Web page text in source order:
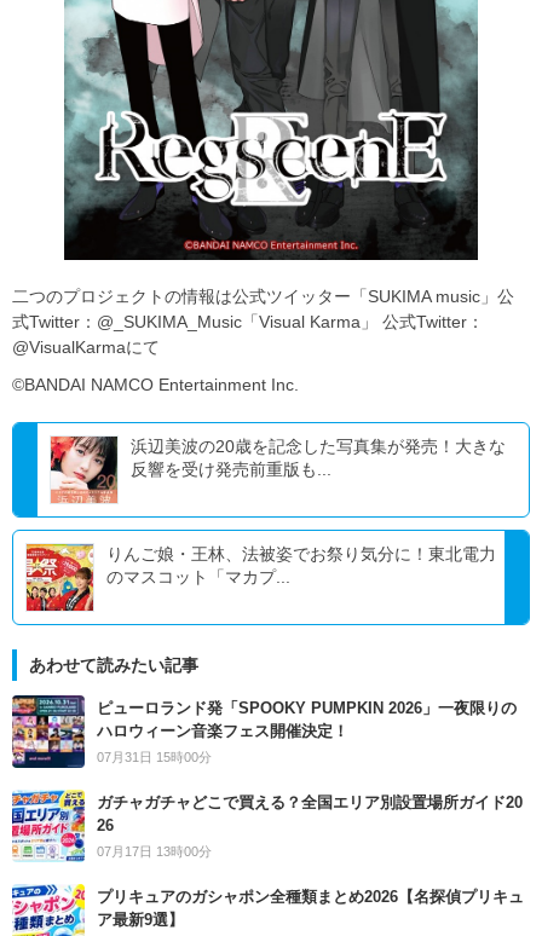
二つのプロジェクトの情報は公式ツイッター「SUKIMA music」公
式Twitter：@_SUKIMA_Music「Visual Karma」 公式Twitter：
@VisualKarmaにて
©BANDAI NAMCO Entertainment Inc.
浜辺美波の20歳を記念した写真集が発売！大きな
反響を受け発売前重版も...
りんご娘・王林、法被姿でお祭り気分に！東北電力
のマスコット「マカプ...
あわせて読みたい記事
ピューロランド発「SPOOKY PUMPKIN 2026」一夜限りの
ハロウィーン音楽フェス開催決定！
07月31日 15時00分
ガチャガチャどこで買える？全国エリア別設置場所ガイド20
26
07月17日 13時00分
プリキュアのガシャポン全種類まとめ2026【名探偵プリキュ
ア最新9選】